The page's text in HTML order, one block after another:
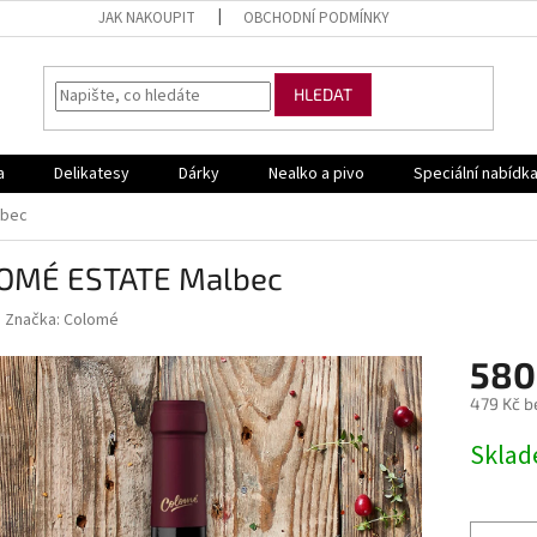
JAK NAKOUPIT OBCHODNÍ PODMÍNKY
HLEDAT
Delikatesy Dárky Nealko a pivo Speciální nabídka
ESTATE Malbec
Značka: Colomé
479 Kč
cena: